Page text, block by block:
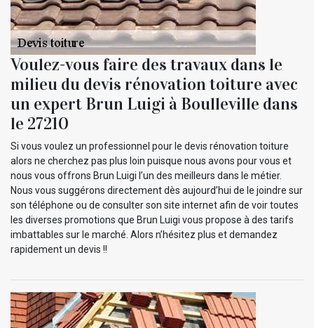
Voulez-vous faire des travaux dans le
milieu du devis rénovation toiture avec
un expert Brun Luigi à Boulleville dans
le 27210
Si vous voulez un professionnel pour le devis rénovation toiture
alors ne cherchez pas plus loin puisque nous avons pour vous et
nous vous offrons Brun Luigi l’un des meilleurs dans le métier.
Nous vous suggérons directement dès aujourd’hui de le joindre sur
son téléphone ou de consulter son site internet afin de voir toutes
les diverses promotions que Brun Luigi vous propose à des tarifs
imbattables sur le marché. Alors n’hésitez plus et demandez
rapidement un devis !!